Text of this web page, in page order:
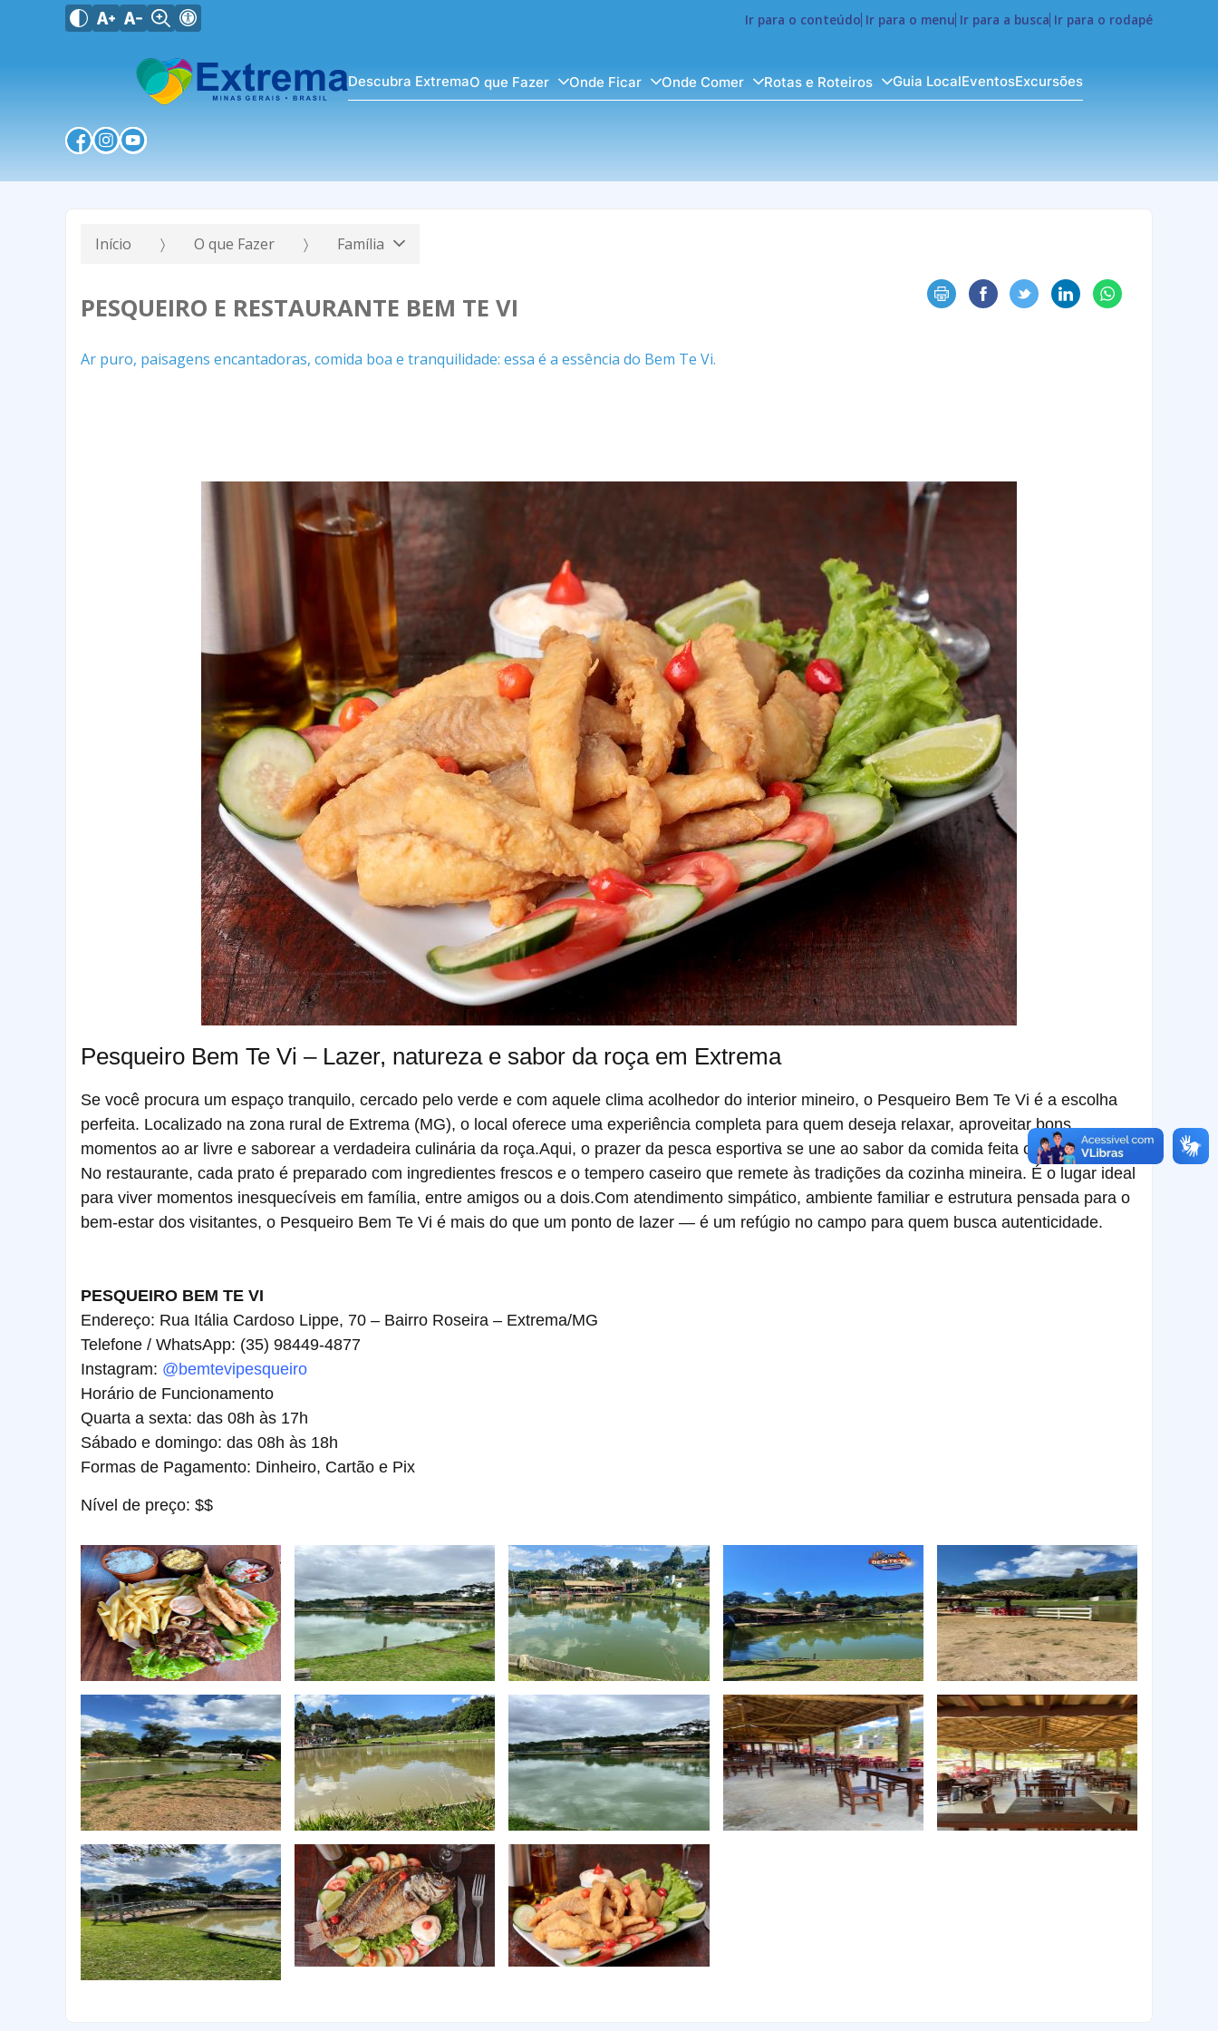
Ir para o conteúdo Ir para o menu Ir para a busca Ir para o rodapé
Descubra ExtremaO que Fazer Onde Ficar Onde Comer Rotas e Roteiros Guia LocalEventosExcursões
Início O que Fazer Família
PESQUEIRO E RESTAURANTE BEM TE VI
Ar puro, paisagens encantadoras, comida boa e tranquilidade: essa é a essência do Bem Te Vi.
Pesqueiro Bem Te Vi – Lazer, natureza e sabor da roça em Extrema
Se você procura um espaço tranquilo, cercado pelo verde e com aquele clima acolhedor do interior mineiro, o Pesqueiro Bem Te Vi é a escolha
perfeita. Localizado na zona rural de Extrema (MG), o local oferece uma experiência completa para quem deseja relaxar, aproveitar bons
momentos ao ar livre e saborear a verdadeira culinária da roça.Aqui, o prazer da pesca esportiva se une ao sabor da comida feita com carinho.
No restaurante, cada prato é preparado com ingredientes frescos e o tempero caseiro que remete às tradições da cozinha mineira. É o lugar ideal
para viver momentos inesquecíveis em família, entre amigos ou a dois.Com atendimento simpático, ambiente familiar e estrutura pensada para o
bem-estar dos visitantes, o Pesqueiro Bem Te Vi é mais do que um ponto de lazer — é um refúgio no campo para quem busca autenticidade.
PESQUEIRO BEM TE VI
Endereço: Rua Itália Cardoso Lippe, 70 – Bairro Roseira – Extrema/MG
Telefone / WhatsApp: (35) 98449-4877
Instagram: @bemtevipesqueiro
Horário de Funcionamento
Quarta a sexta: das 08h às 17h
Sábado e domingo: das 08h às 18h
Formas de Pagamento: Dinheiro, Cartão e Pix
Nível de preço: $$